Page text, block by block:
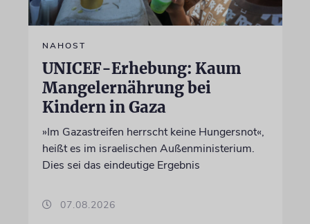
NAHOST
UNICEF-Erhebung: Kaum
Mangelernährung bei
Kindern in Gaza
»Im Gazastreifen herrscht keine Hungersnot«,
heißt es im israelischen Außenministerium.
Dies sei das eindeutige Ergebnis
07.08.2026